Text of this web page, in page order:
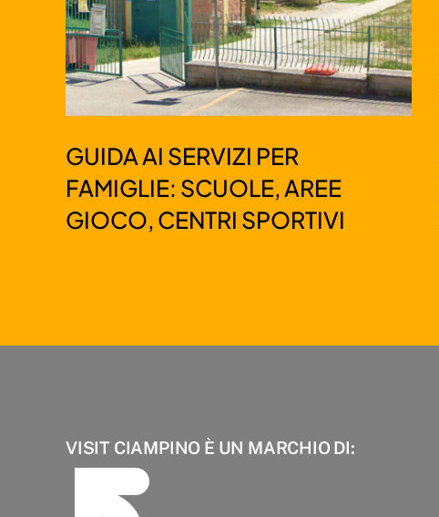
GUIDA AI SERVIZI PER
FAMIGLIE: SCUOLE, AREE
GIOCO, CENTRI SPORTIVI
VISIT CIAMPINO È UN MARCHIO DI: